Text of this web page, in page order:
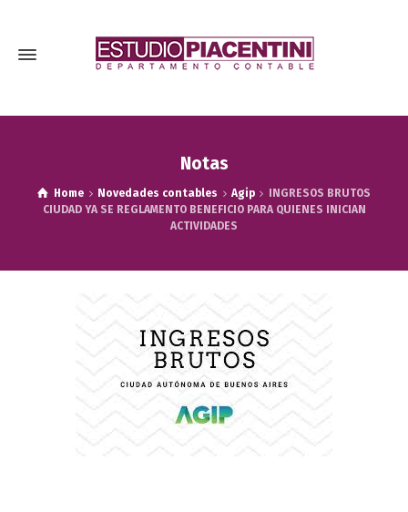
Notas
Home Novedades contables Agip
INGRESOS BRUTOS
CIUDAD YA SE REGLAMENTO BENEFICIO PARA QUIENES INICIAN
ACTIVIDADES